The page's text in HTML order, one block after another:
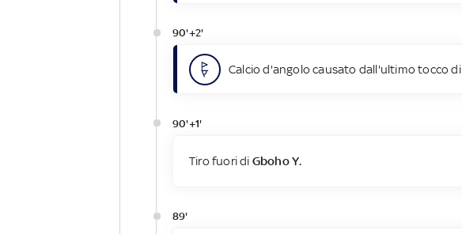
90'+2'
Calcio d'angolo causato dall'ultimo tocco di
90'+1'
Tiro fuori di Gboho Y.
89'